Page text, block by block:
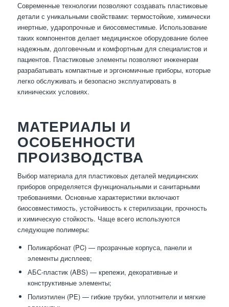
Современные технологии позволяют создавать пластиковые
детали с уникальными свойствами: термостойкие, химически
инертные, ударопрочные и биосовместимые. Использование
таких компонентов делает медицинское оборудование более
надежным, долговечным и комфортным для специалистов и
пациентов. Пластиковые элементы позволяют инженерам
разрабатывать компактные и эргономичные приборы, которые
легко обслуживать и безопасно эксплуатировать в
клинических условиях.
МАТЕРИАЛЫ И
ОСОБЕННОСТИ
ПРОИЗВОДСТВА
Выбор материала для пластиковых деталей медицинских
приборов определяется функциональными и санитарными
требованиями. Основные характеристики включают
биосовместимость, устойчивость к стерилизации, прочность
и химическую стойкость. Чаще всего используются
следующие полимеры:
Поликарбонат (PC) — прозрачные корпуса, панели и
элементы дисплеев;
АБС-пластик (ABS) — крепежи, декоративные и
конструктивные элементы;
Полиэтилен (PE) — гибкие трубки, уплотнители и мягкие